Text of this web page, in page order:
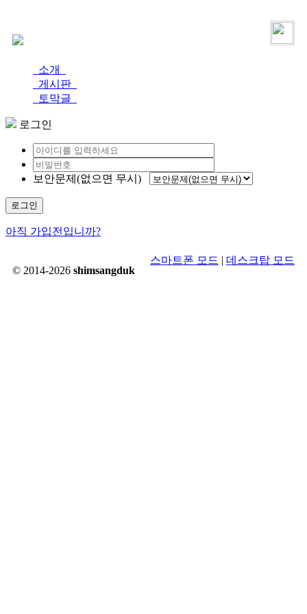
소개
게시판
토막글
로그인
보안문제(없으면 무시)
로그인
아직 가입전입니까?
© 2014-2026 shimsangduk
스마트폰 모드 | 데스크탑 모드